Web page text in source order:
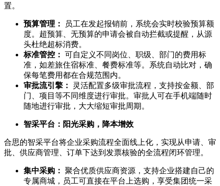
置。
预算管理：
员工在发起报销前，系统会实时校验预算额
度。超预算、无预算的申请会被自动拦截或提醒，从源
头杜绝超标消费。
标准管控： 可自定义不同岗位、职级、部门的费用标
准，如差旅住宿标准、餐费标准等。系统自动比对，确
保每笔费用都在合规范围内。
审批流引擎：
灵活配置多级审批流程，支持按金额、部
门、项目等不同维度进行审批。审批人可在手机端随时
随地进行审批，大大缩短审批周期。
智采平台：阳光采购，降本增效
合思的智采平台将企业采购流程全面线上化，实现从申请、审
批、供应商管理、订单下达到发票核验的全流程闭环管理。
集中采购： 聚合优质供应商资源，支持企业搭建自己的
专属商城，员工可直接在平台上选购，享受集团统一采